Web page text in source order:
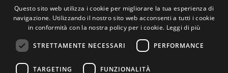
Questo sito web utilizza i cookie per migliorare la tua esperienza di
navigazione. Utilizzando il nostro sito web acconsenti a tutti i cookie
in conformità con la nostra policy per i cookie. Leggi di più
STRETTAMENTE NECESSARI PERFORMANCE
TARGETING FUNZIONALITÀ